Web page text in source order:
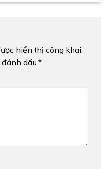
hiển thị công khai.
dấu *